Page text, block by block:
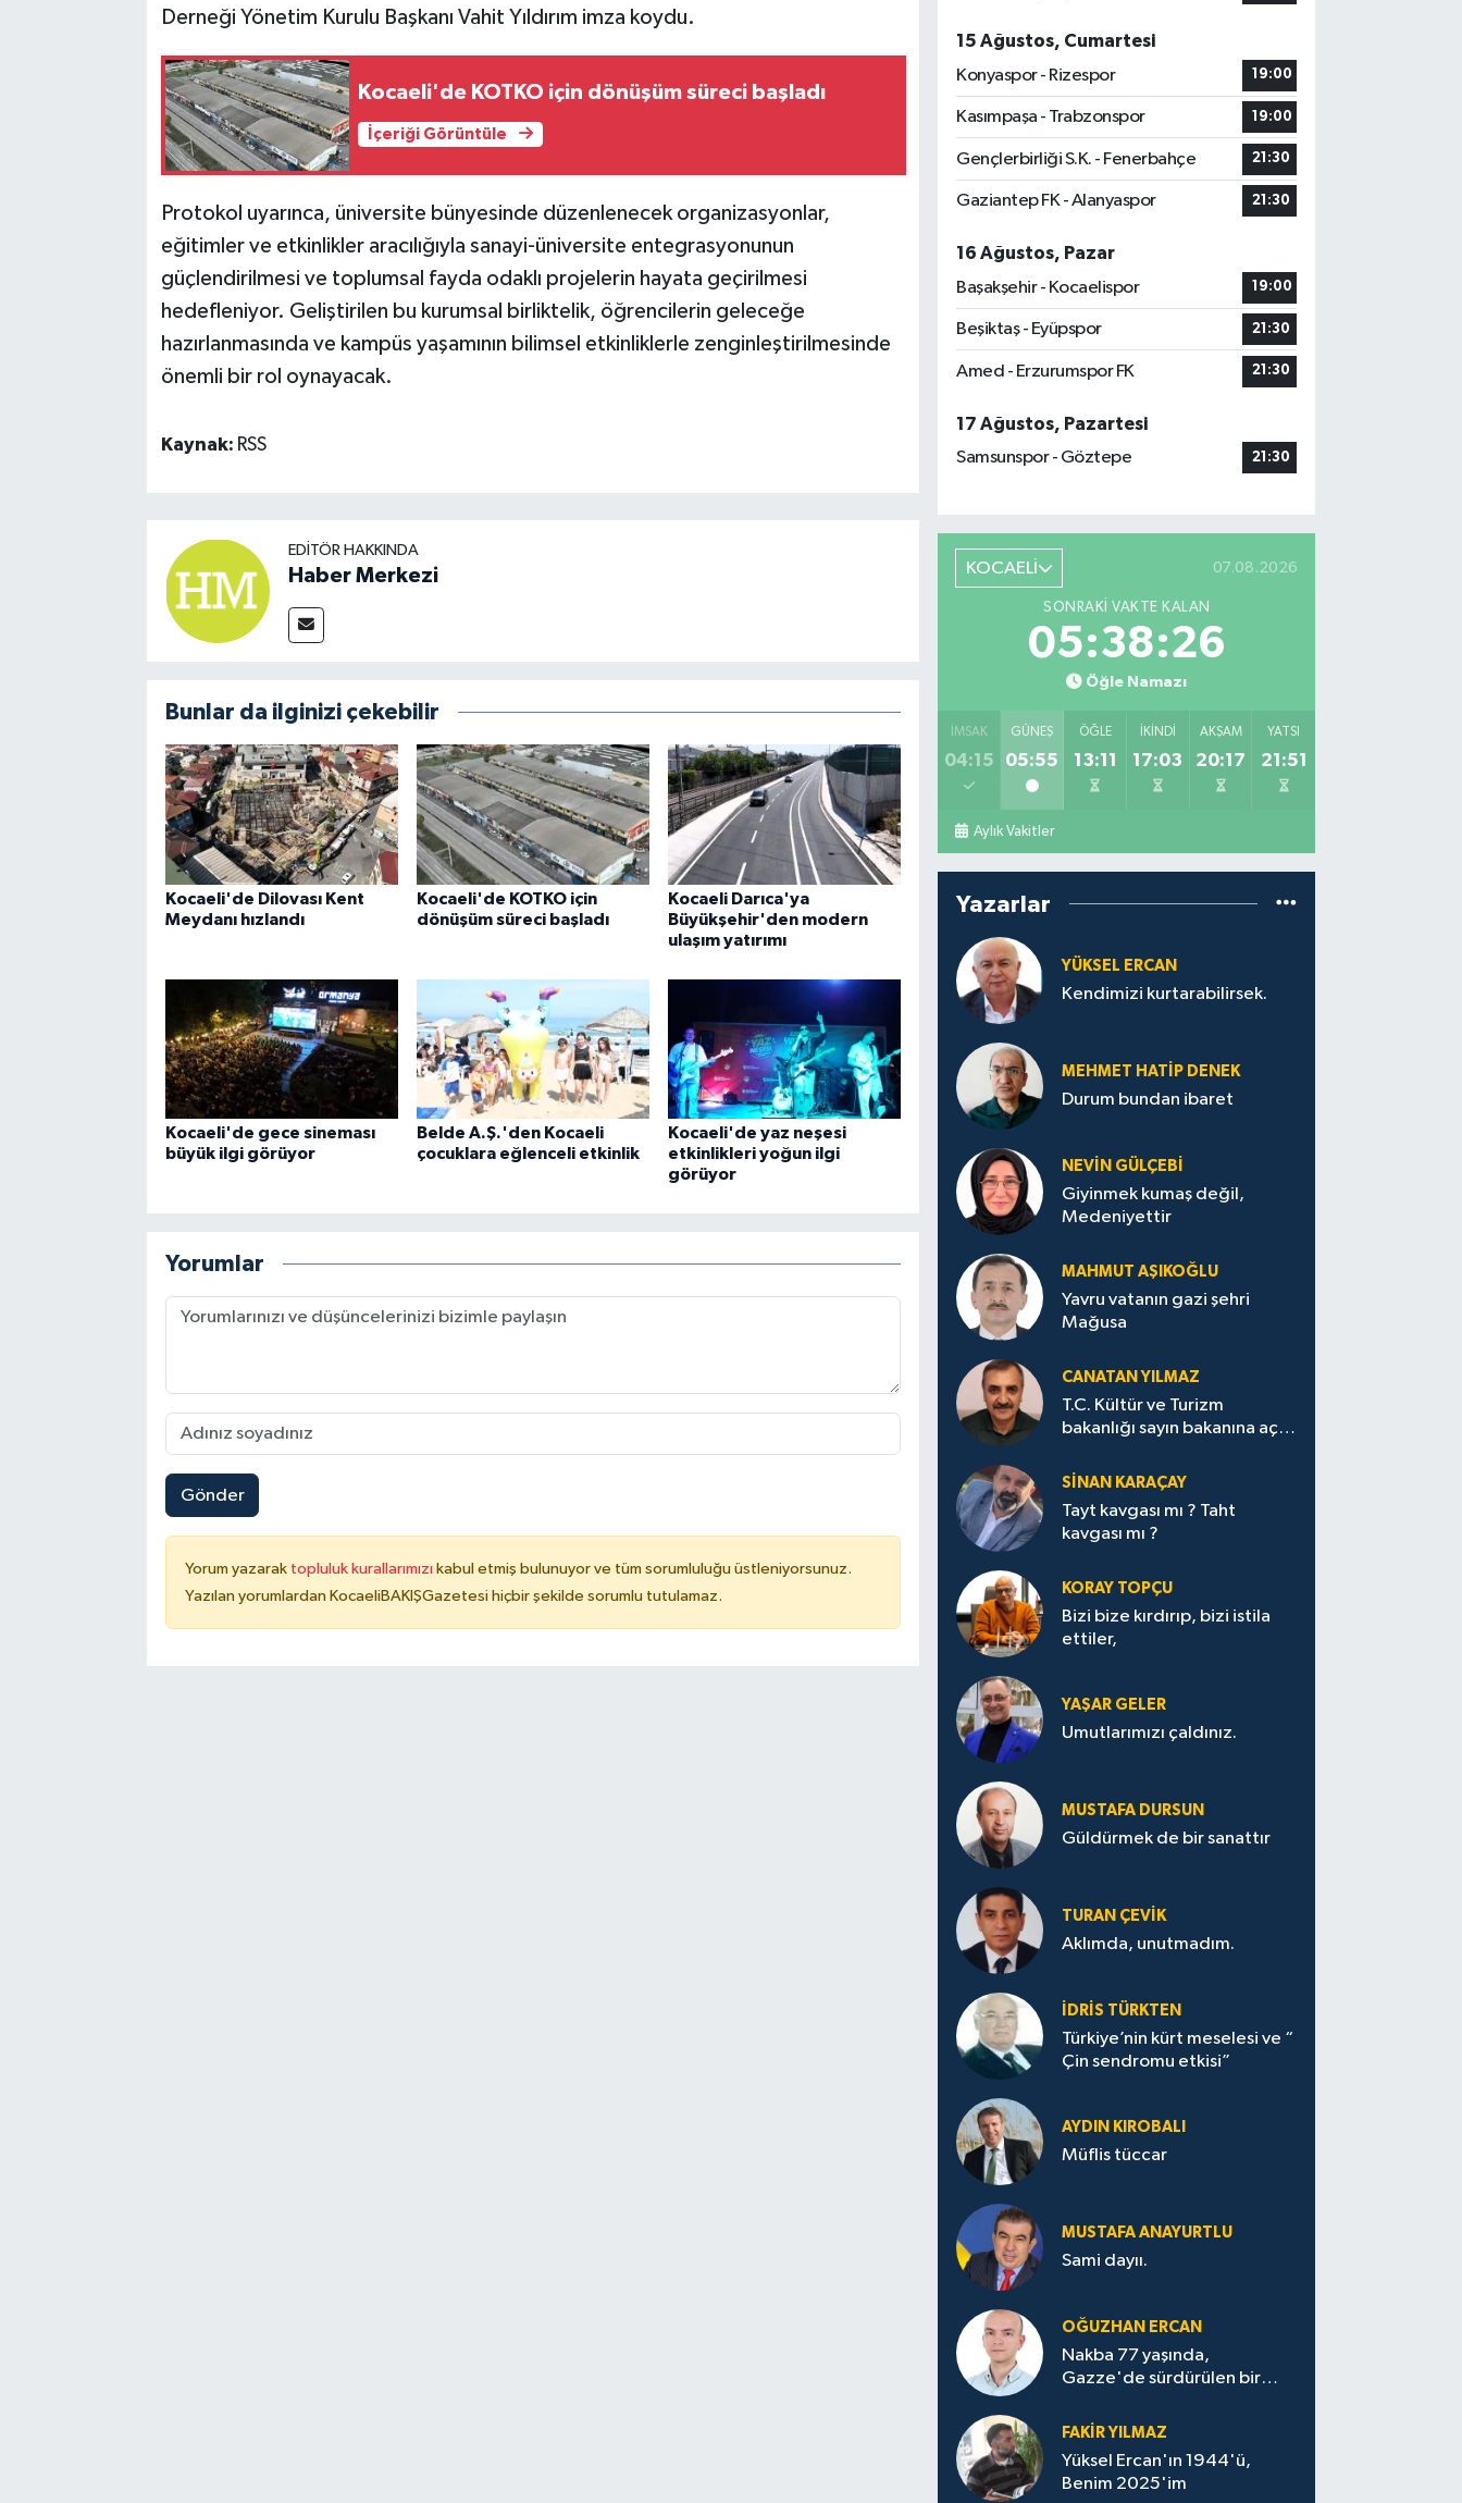
Derneği Yönetim Kurulu Başkanı Vahit Yıldırım imza koydu.
Kocaeli'de KOTKO için dönüşüm süreci başladı
İçeriği Görüntüle
Protokol uyarınca, üniversite bünyesinde düzenlenecek organizasyonlar,
eğitimler ve etkinlikler aracılığıyla sanayi-üniversite entegrasyonunun
güçlendirilmesi ve toplumsal fayda odaklı projelerin hayata geçirilmesi
hedefleniyor. Geliştirilen bu kurumsal birliktelik, öğrencilerin geleceğe
hazırlanmasında ve kampüs yaşamının bilimsel etkinliklerle zenginleştirilmesinde
önemli bir rol oynayacak.
Kaynak: RSS
EDITÖR HAKKINDA
Haber Merkezi
Bunlar da ilginizi çekebilir
Kocaeli'de Dilovası Kent
Meydanı hızlandı
Kocaeli'de KOTKO için
dönüşüm süreci başladı
Kocaeli Darıca'ya
Büyükşehir'den modern
ulaşım yatırımı
Kocaeli'de gece sineması
büyük ilgi görüyor
Belde A.Ş.'den Kocaeli
çocuklara eğlenceli etkinlik
Kocaeli'de yaz neşesi
etkinlikleri yoğun ilgi
görüyor
Yorumlar
Gönder
Yorum yazarak topluluk kurallarımızı kabul etmiş bulunuyor ve tüm sorumluluğu üstleniyorsunuz.
Yazılan yorumlardan KocaeliBAKIŞGazetesi hiçbir şekilde sorumlu tutulamaz.
15 Ağustos, Cumartesi
Konyaspor - Rizespor
19:00
Kasımpaşa - Trabzonspor 19:00
Gençlerbirliği S.K. - Fenerbahçe 21:30
Gaziantep FK - Alanyaspor 21:30
16 Ağustos, Pazar
Başakşehir - Kocaelispor
19:00
Beşiktaş - Eyüpspor 21:30
Amed - Erzurumspor FK 21:30
17 Ağustos, Pazartesi
Samsunspor - Göztepe
21:30
KOCAELİ 07.08.2026
SONRAKI VAKTE KALAN
05:38:25
Öğle Namazı
İMSAK
04:15
GÜNEŞ
05:55
ÖĞLE
13:11
İKINDI
17:03
AKŞAM
20:17
YATSI
21:51
Aylık Vakitler
Yazarlar
YÜKSEL ERCAN
Kendimizi kurtarabilirsek.
MEHMET HATİP DENEK
Durum bundan ibaret
NEVİN GÜLÇEBİ
Giyinmek kumaş değil,
Medeniyettir
MAHMUT AŞIKOĞLU
Yavru vatanın gazi şehri
Mağusa
CANATAN YILMAZ
T.C. Kültür ve Turizm
bakanlığı sayın bakanına açık
SİNAN KARAÇAY
Tayt kavgası mı ? Taht
kavgası mı ?
KORAY TOPÇU
Bizi bize kırdırıp, bizi istila
ettiler,
YAŞAR GELER
Umutlarımızı çaldınız.
MUSTAFA DURSUN
Güldürmek de bir sanattır
TURAN ÇEVİK
Aklımda, unutmadım.
İDRİS TÜRKTEN
Türkiye’nin kürt meselesi ve “
Çin sendromu etkisi”
AYDIN KIROBALI
Müflis tüccar
MUSTAFA ANAYURTLU
Sami dayıı.
OĞUZHAN ERCAN
Nakba 77 yaşında,
Gazze'de sürdürülen bir
FAKİR YILMAZ
Yüksel Ercan'ın 1944'ü,
Benim 2025'im